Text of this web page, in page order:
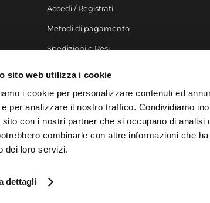
sito web utilizza i cookie
i cookie per personalizzare contenuti ed
e per analizzare il nostro traffico. Condividiamo
sito con i nostri partner che si occupano di
combinarle con altre informazioni che
dei loro servizi.
dettagli
Accedi / Registrati
Metodi di pagamento
Spedizioni e Resi